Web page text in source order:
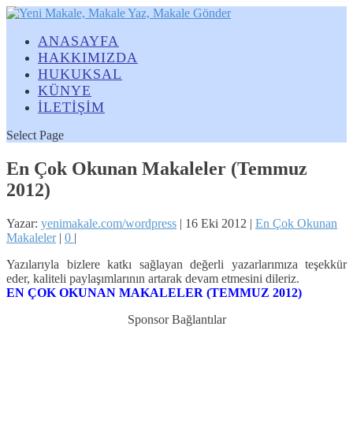
ANASAYFA
HAKKIMIZDA
HUKUKSAL
KÜNYE
İLETİŞİM
Select Page
En Çok Okunan Makaleler (Temmuz
2012)
Yazar: yenimakale.com/wordpress | 16 Eki 2012 | En Çok Okunan
Makaleler| 0 |
Yazılarıyla bizlere katkı sağlayan değerli yazarlarımıza teşekkür
eder, kaliteli paylaşımlarının artarak devam etmesini dileriz.
EN ÇOK OKUNAN MAKALELER (TEMMUZ 2012)
Sponsor Bağlantılar